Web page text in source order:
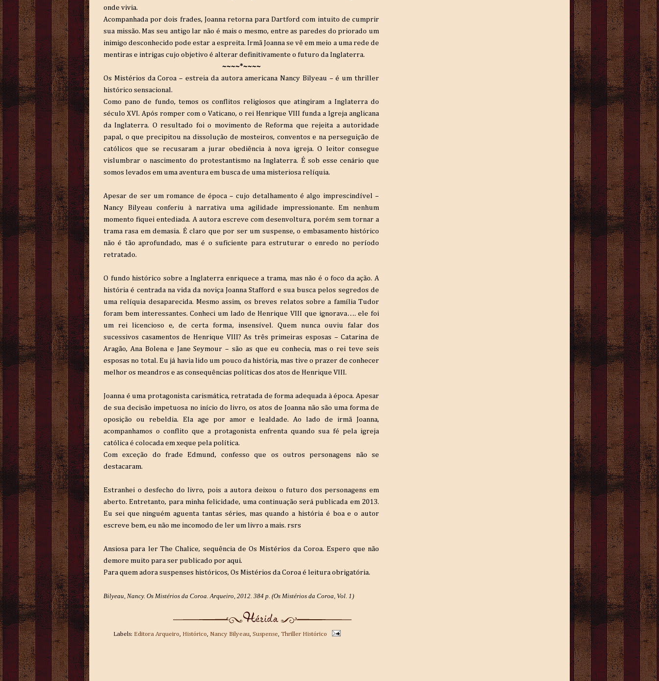
onde vivia.
Acompanhada por dois frades, Joanna retorna para Dartford com intuito de cumprir
sua missão. Mas seu antigo lar não é mais o mesmo, entre as paredes do priorado um
inimigo desconhecido pode estar a espreita. Irmã Joanna se vê em meio a uma rede de
mentiras e intrigas cujo objetivo é alterar definitivamente o futuro da Inglaterra.
~~~~*~~~~
Os Mistérios da Coroa – estreia da autora americana Nancy Bilyeau – é um thriller
histórico sensacional.
Como pano de fundo, temos os conflitos religiosos que atingiram a Inglaterra do
século XVI. Após romper com o Vaticano, o rei Henrique VIII funda a Igreja anglicana
da Inglaterra. O resultado foi o movimento de Reforma que rejeita a autoridade
papal, o que precipitou na dissolução de mosteiros, conventos e na perseguição de
católicos que se recusaram a jurar obediência à nova igreja. O leitor consegue
vislumbrar o nascimento do protestantismo na Inglaterra. É sob esse cenário que
somos levados em uma aventura em busca de uma misteriosa relíquia.
Apesar de ser um romance de época – cujo detalhamento é algo imprescindível –
Nancy Bilyeau conferiu à narrativa uma agilidade impressionante. Em nenhum
momento fiquei entediada. A autora escreve com desenvoltura, porém sem tornar a
trama rasa em demasia. É claro que por ser um suspense, o embasamento histórico
não é tão aprofundado, mas é o suficiente para estruturar o enredo no período
retratado.
O fundo histórico sobre a Inglaterra enriquece a trama, mas não é o foco da ação. A
história é centrada na vida da noviça Joanna Stafford e sua busca pelos segredos de
uma relíquia desaparecida. Mesmo assim, os breves relatos sobre a família Tudor
foram bem interessantes. Conheci um lado de Henrique VIII que ignorava…. ele foi
um rei licencioso e, de certa forma, insensível. Quem nunca ouviu falar dos
sucessivos casamentos de Henrique VIII? As três primeiras esposas – Catarina de
Aragão, Ana Bolena e Jane Seymour – são as que eu conhecia, mas o rei teve seis
esposas no total. Eu já havia lido um pouco da história, mas tive o prazer de conhecer
melhor os meandros e as consequências políticas dos atos de Henrique VIII.
Joanna é uma protagonista carismática, retratada de forma adequada à época. Apesar
de sua decisão impetuosa no início do livro, os atos de Joanna não são uma forma de
oposição ou rebeldia. Ela age por amor e lealdade. Ao lado de irmã Joanna,
acompanhamos o conflito que a protagonista enfrenta quando sua fé pela igreja
católica é colocada em xeque pela política.
Com exceção do frade Edmund, confesso que os outros personagens não se
destacaram.
Estranhei o desfecho do livro, pois a autora deixou o futuro dos personagens em
aberto. Entretanto, para minha felicidade, uma continuação será publicada em 2013.
Eu sei que ninguém aguenta tantas séries, mas quando a história é boa e o autor
escreve bem, eu não me incomodo de ler um livro a mais. rsrs
Ansiosa para ler The Chalice, sequência de Os Mistérios da Coroa. Espero que não
demore muito para ser publicado por aqui.
Para quem adora suspenses históricos, Os Mistérios da Coroa é leitura obrigatória.
Bilyeau, Nancy. Os Mistérios da Coroa. Arqueiro, 2012. 384 p. (Os Mistérios da Coroa, Vol. 1)
Labels: Editora Arqueiro, Histórico, Nancy Bilyeau, Suspense, Thriller Histórico